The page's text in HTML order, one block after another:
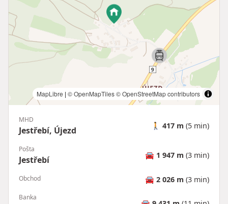
MapLibre | © OpenMapTiles© OpenStreetMap contributors
MHD
Jestřebí, Újezd 🚶 417 m (5 min)
Pošta
Jestřebí 🚘 1 947 m (3 min)
Obchod 🚘 2 026 m (3 min)
Banka